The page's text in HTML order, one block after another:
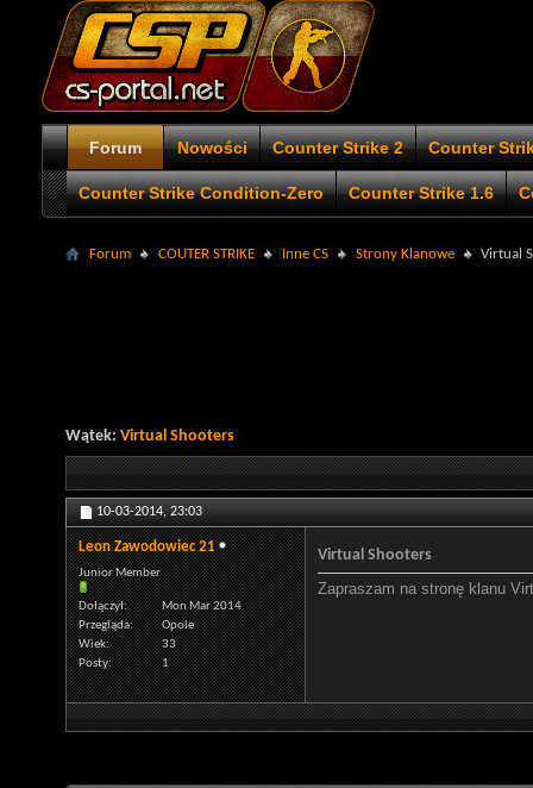
Forum Nowości Counter Strike 2 Counter
Counter Strike Condition-Zero Counter Strike 1.6
Forum COUTER STRIKE Inne CS Strony Klanowe Virtual
Wątek: Virtual Shooters
10-03-2014, 23:03
Leon Zawodowiec 21
Junior Member
Dołączył
Mon Mar 2014
Przegląda
Opole
Wiek
33
Posty
1
Virtual Shooters
Zapraszam na stronę klanu